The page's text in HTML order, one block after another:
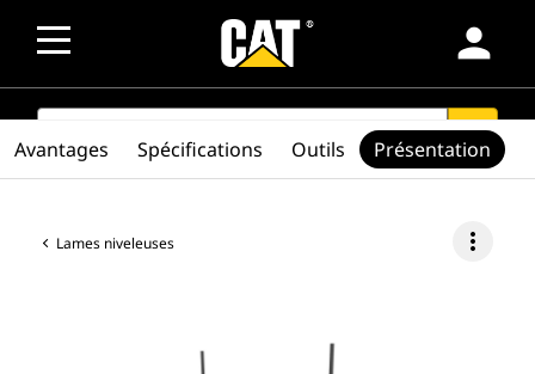
person
SEARCH search
Lames niveleuses more_vert
Avantages Spécifications Outils Présentation